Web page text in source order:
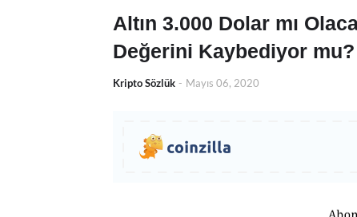
Altın 3.000 Dolar mı
Değerini Kaybediyor mu?
Kripto Sözlük - Mayıs 06, 2020